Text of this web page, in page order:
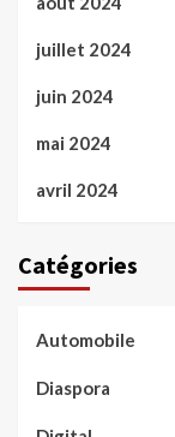
juillet 2024
juin 2024
mai 2024
avril 2024
Catégories
Automobile
Diaspora